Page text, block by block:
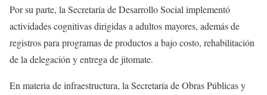
Por su parte, la Secretaría de Desarrollo Social implementó
actividades cognitivas dirigidas a adultos mayores, además de
registros para programas de productos a bajo costo, rehabilitación
de la delegación y entrega de jitomate.
En materia de infraestructura, la Secretaría de Obras Públicas y